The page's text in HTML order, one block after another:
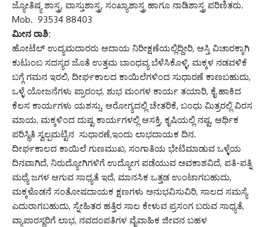
ಜ್ಯೋತಿಷ್ಯ ಶಾಸ್ತ್ರ, ವಾಸ್ತುಶಾಸ್ತ್ರ, ಸಂಖ್ಯಾಶಾಸ್ತ್ರ ಹಾಗೂ ನಾಡಿಶಾಸ್ತ್ರ ಪರಿಣಿತರು.
Mob. 93534 88403
ಮೀನ ರಾಶಿ:
ಹೋಟೆಲ್ ಉದ್ಯಮದಾರರು ಆದಾಯ ನಿರೀಕ್ಷಣೆಯಲ್ಲಿದ್ದೀರಿ, ಆಸ್ತಿ ವಿಚಾರಕ್ಕಾಗಿ
ಕುಟುಂಬ ಸದಸ್ಯರ ಜೊತೆ ಉತ್ತಮ ಬಾಂಧವ್ಯ ಬೆಳೆಸಿಕೊಳ್ಳಿ, ಮಕ್ಕಳ ನಡವಳಿಕೆ
ಬಗ್ಗೆ ಗಮನ ಇರಲಿ, ದೀರ್ಘಕಾಲದ ಕಾಯಿಲೆಗಳಿಂದ ಸುಧಾರಣೆ ಕಾಣಬಹುದು,
ಒಳ್ಳೆ ಯೋಜನೆಗಳು ಪ್ರಾರಂಭ, ಶುಭ ಮಂಗಳ ಕಾರ್ಯ ತಯಾರಿ, ಕೈ ಹಾಕಿದ
ಕೆಲಸ ಕಾರ್ಯಗಳು ಯಶಸ್ಸು, ಆರೋಗ್ಯದಲ್ಲಿ ಚೇತರಿಕೆ, ಬಂಧು ಮಿತ್ರರಲ್ಲಿ ವಿರಸ
ಮಾಯ, ಮಕ್ಕಳಿಂದ ದುಷ್ಟ ಕಾರ್ಯಗಳಲ್ಲಿ ಆಸಕ್ತಿ, ಕೃಷಿಯಲ್ಲಿ ನಷ್ಟ, ಆರ್ಥಿಕ
ಪರಿಸ್ಥಿತಿ ಸ್ವಲ್ಪಮಟ್ಟಿನ ಸುಧಾರಣೆ,ಇಂದು ಲಾಭದಾಯಕ ದಿನ.
ದೀರ್ಘಕಾಲದ ಕಾಯಿಲೆ ಗುಣಮುಖ, ಸಂಗಾತಿಯ ಭೇಟಿಮಾಡುವ ಒಳ್ಳೆಯ
ದಿನವಾಗಿದೆ, ನಿರುದ್ಯೋಗಿಗಳಿಗೆ ಉದ್ಯೋಗ ಪಡೆಯುವ ಅವಕಾಶವಿದೆ, ಪತಿ-ಪತ್ನಿ
ಮಧ್ಯೆ ಜಗಳ ಆಗುವ ಸಾಧ್ಯತೆ ಇದೆ, ಮಾನಸಿಕ ಒತ್ತಡ ಉಂಟಾಗಬಹುದು,
ಮಕ್ಕಳೊಡನೆ ಸಂತೋಷದಾಯಕ ಕ್ಷಣಗಳು ಅನುಭವಿಸುವಿರಿ, ಸಾಲದ ಸಮಸ್ಯೆ
ಎದುರಾಗಬಹುದು, ಸ್ನೇಹಿತರ ಹತ್ತಿರ ಸಾಲ ಕೇಳುವ ಪ್ರಸಂಗ ಬರುವ ಸಾಧ್ಯತೆ,
ವ್ಯಾಪಾರಸ್ಥರಿಗೆ ಲಾಭ, ನವದಂಪತಿಗಳ ವೈವಾಹಿಕ ಜೀವನ ಬಹಳ